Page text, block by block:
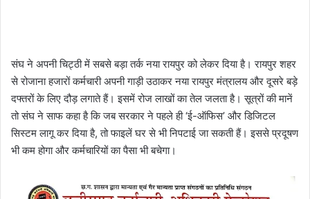
संघ ने अपनी चिट्ठी में सबसे बड़ा तर्क नया रायपुर को लेकर दिया है। रायपुर शहर
से रोजाना हजारों कर्मचारी अपनी गाड़ी उठाकर नया रायपुर मंत्रालय और दूसरे बड़े
दफ्तरों के लिए दौड़ लगाते हैं। इसमें रोज लाखों का तेल जलता है। सूत्रों की मानें
तो संघ ने साफ कहा है कि जब सरकार ने पहले ही ‘ई-ऑफिस’ और डिजिटल
सिस्टम लागू कर दिया है, तो फाइलें घर से भी निपटाई जा सकती हैं। इससे प्रदूषण
भी कम होगा और कर्मचारियों का पैसा भी बचेगा।